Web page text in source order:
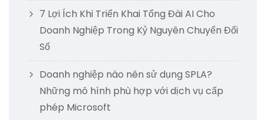
7 Lợi Ích Khi Triển Khai Tổng Đài AI Cho
Doanh Nghiệp Trong Kỷ Nguyên Chuyển Đổi
Số
Doanh nghiệp nào nên sử dụng SPLA?
Những mô hình phù hợp với dịch vụ cấp
phép Microsoft